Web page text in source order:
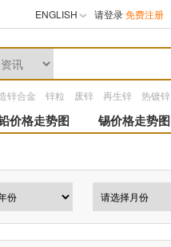
ENGLISH 请登录免费注册
锌合金 锌粒 废锌 再生锌 热镀锌
价格走势图 锡价格走势图